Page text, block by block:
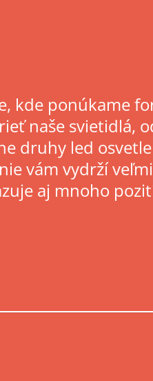
kde ponúkame
naše svietidlá,
druhy led
vám vydrží
aj mnoho